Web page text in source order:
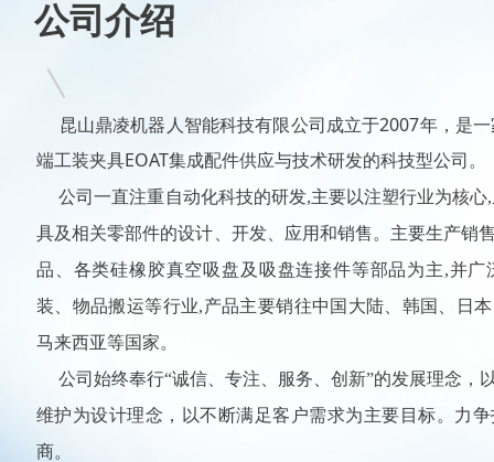
昆山鼎凌机器人智能科技有限公司成立于2007年，是
端工装夹具EOAT集成配件供应与技术研发的科技型公司。
公司一直注重自动化科技的研发,主要以注塑行业为核心
具及相关零部件的设计、开发、应用和销售。主要生产销
品、各类硅橡胶真空吸盘及吸盘连接件等部品为主,并
装、物品搬运等行业,产品主要销往中国大陆、韩国、日
马来西亚等国家。
公司始终奉行“诚信、专注、服务、创新”的发展理念，
维护为设计理念，以不断满足客户需求为主要目标。力
商。
公司介绍